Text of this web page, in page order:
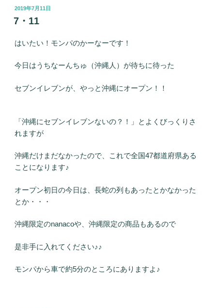
投
稿
日:
2019年7月11日
7・11
はいたい！モンパのかーなーです！
今日はうちなーんちゅ（沖縄人）が待ちに待った
セブンイレブンが、やっと沖縄にオープン！！
「沖縄にセブンイレブンないの？！」とよくびっくりさ
れますが
沖縄だけまだなかったので、これで全国47都道府県ある
ことになります♪
オープン初日の今日は、長蛇の列もあったとかなかった
とか・・・
沖縄限定のnanacoや、沖縄限定の商品もあるので
是非手に入れてください♪♪
モンパから車で約5分のところにありますよ♪